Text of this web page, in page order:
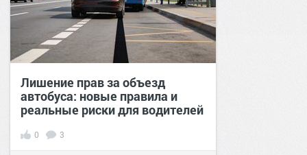
Лишение прав за объезд
автобуса: новые правила и
реальные риски для водителей
0 3